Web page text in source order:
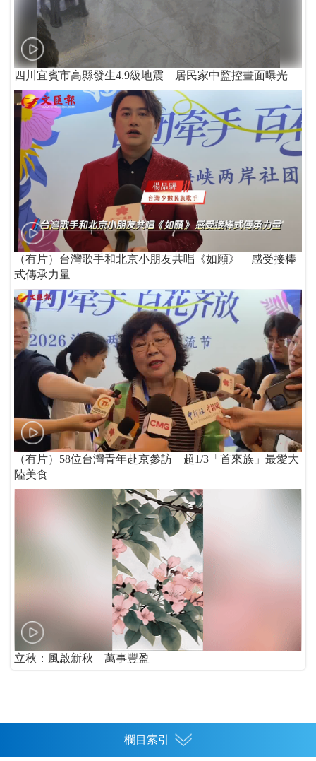
四川宜賓市高縣發生4.9級地震 居民家中監控畫面曝光
（有片）台灣歌手和北京小朋友共唱《如願》 感受接棒
式傳承力量
（有片）58位台灣青年赴京參訪 超1/3「首來族」最愛大
陸美食
立秋：風啟新秋 萬事豐盈
欄目索引